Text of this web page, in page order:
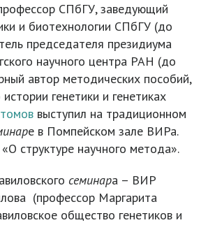
СПбГУ, заведующий
и биотехнологии СПбГУ (до
председателя президиума
научного центра РАН (до
автор методических пособий,
генетики и генетиках
выступил на традиционном
е в Помпейском зале ВИРа.
структуре научного метода».
семинара – ВИР
(профессор Маргарита
общество генетиков и